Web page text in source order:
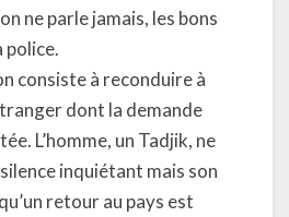
ne parle jamais, les bons
police.
consiste à reconduire à
dont la demande
L’homme, un Tadjik, ne
inquiétant mais son
retour au pays est